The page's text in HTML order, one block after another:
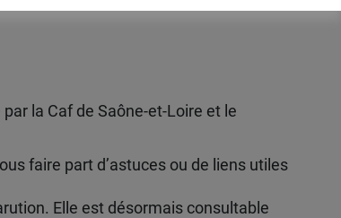
la Caf de Saône-et-Loire et le
faire part d’astuces ou de liens utiles
Elle est désormais consultable